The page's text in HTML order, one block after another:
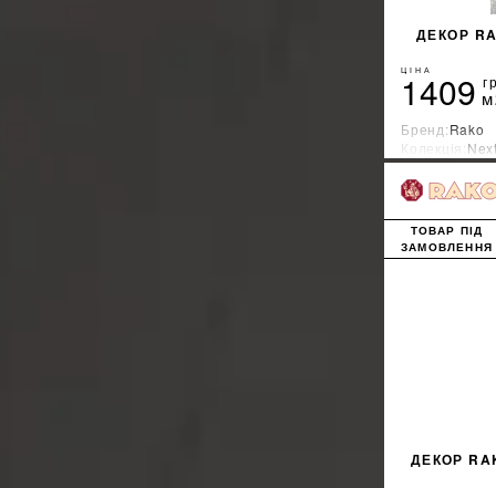
ДЕКОР
ЦІНА
1409
Бренд:Rako
Колекція:Next
Країна-
ДЕКОР
ТОВАР ПІД
ЗАМОВЛЕННЯ